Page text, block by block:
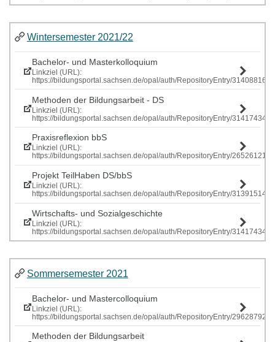
Wintersemester 2021/22
Bachelor- und Masterkolloquium
Linkziel (URL):
https://bildungsportal.sachsen.de/opal/auth/RepositoryEntry/
Methoden der Bildungsarbeit - DS
Linkziel (URL):
https://bildungsportal.sachsen.de/opal/auth/RepositoryEntry/
Praxisreflexion bbS
Linkziel (URL):
https://bildungsportal.sachsen.de/opal/auth/RepositoryEntry/
Projekt TeilHaben DS/bbS
Linkziel (URL):
https://bildungsportal.sachsen.de/opal/auth/RepositoryEntry/
Wirtschafts- und Sozialgeschichte
Linkziel (URL):
https://bildungsportal.sachsen.de/opal/auth/RepositoryEntry/
Sommersemester 2021
Bachelor- und Mastercolloquium
Linkziel (URL):
https://bildungsportal.sachsen.de/opal/auth/RepositoryEntry/
Methoden der Bildungsarbeit